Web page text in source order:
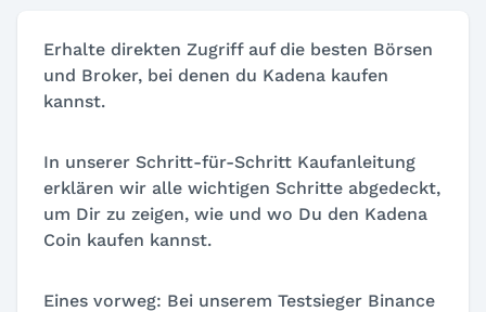
Erhalte direkten Zugriff auf die besten Börsen
und Broker, bei denen du Kadena kaufen
kannst.
In unserer Schritt-für-Schritt Kaufanleitung
erklären wir alle wichtigen Schritte abgedeckt,
um Dir zu zeigen, wie und wo Du den Kadena
Coin kaufen kannst.
Eines vorweg: Bei unserem Testsieger Binance